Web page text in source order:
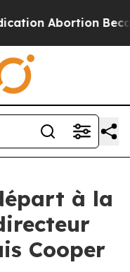
Abortion
à la
Cooper